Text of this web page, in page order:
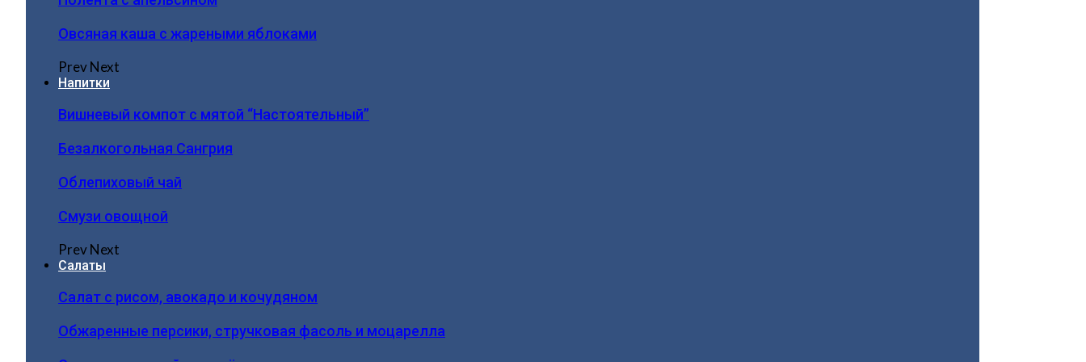
Овсяная каша с жареными яблоками
PrevNext
Напитки
Вишневый компот с мятой “Настоятельный”
Безалкогольная Сангрия
Облепиховый чай
Смузи овощной
PrevNext
Салаты
Салат с рисом, авокадо и кочудяном
Обжаренные персики, стручковая фасоль и моцарелла